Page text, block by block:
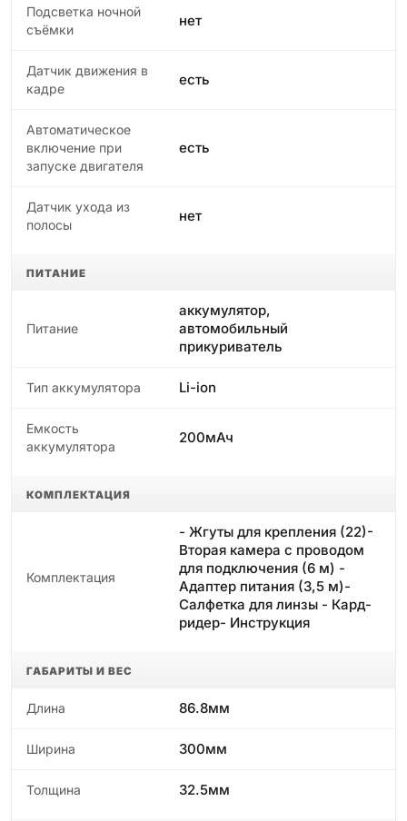
Подсветка ночной
съёмки
нет
Датчик движения в
кадре
есть
Автоматическое
включение при
запуске двигателя
есть
Датчик ухода из
полосы
нет
ПИТАНИЕ
Питание
аккумулятор,
автомобильный
прикуриватель
Тип аккумулятора Li-ion
Емкость
аккумулятора
200мАч
КОМПЛЕКТАЦИЯ
Комплектация
- Жгуты для крепления (22)-
Вторая камера с проводом
для подключения (6 м) -
Адаптер питания (3,5 м)-
Салфетка для линзы - Кард-
ридер- Инструкция
ГАБАРИТЫ И ВЕС
Длина 86.8мм
Ширина 300мм
Толщина 32.5мм